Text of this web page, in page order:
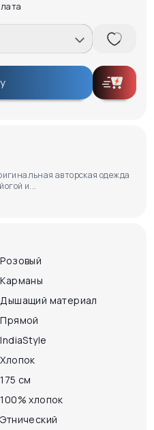
авторская одежда
и...
Розовый
Карманы
Дышащий материал
Прямой
IndiaStyle
Хлопок
175 см
100% хлопок
Этнический